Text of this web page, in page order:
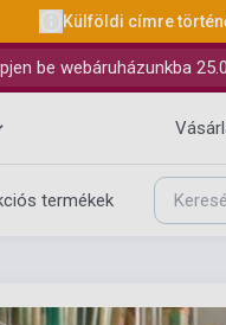
Külföldi címre
be webáruházunkba
termékek